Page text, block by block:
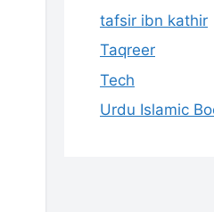
tafsir ibn kathir
Taqreer
Tech
Urdu Islamic